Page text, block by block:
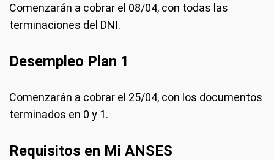
Comenzarán a cobrar el 08/04, con todas las
terminaciones del DNI.
Desempleo Plan 1
Comenzarán a cobrar el 25/04, con los documentos
terminados en 0 y 1.
Requisitos en Mi ANSES